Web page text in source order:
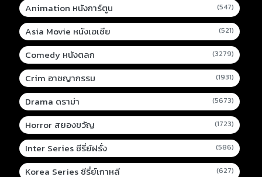
Animation หนังการ์ตูน (547)
Asia Movie หนังเอเชีย (521)
Comedy หนังตลก (3279)
Crim อาชญากรรม (1931)
Drama ดราม่า (5673)
Horror สยองขวัญ (1723)
Inter Series ซีรี่ย์ฝรั่ง (586)
Korea Series ซีรี่ย์เกาหลี (627)